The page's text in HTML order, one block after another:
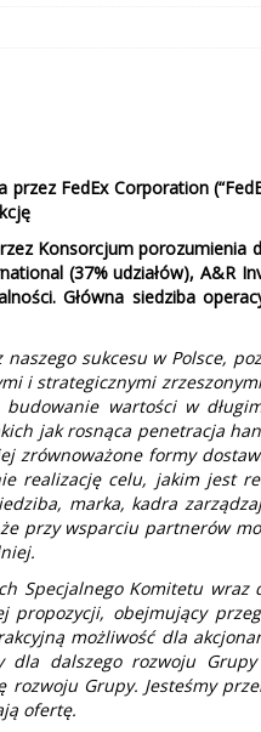
FedEx Corporation
Konsorcjum porozumienia
(37% udziałów), A&R
Główna siedziba
sukcesu w Polsce,
i strategicznymi
wartości w
jak rosnąca penetracja
zrównoważone formy
realizację celu, jakim jest
marka, kadra
przy wsparciu partnerów
Specjalnego Komitetu wraz
propozycji, obejmujący
możliwość dla
dalszego rozwoju
Grupy. Jesteśmy
ofertę.